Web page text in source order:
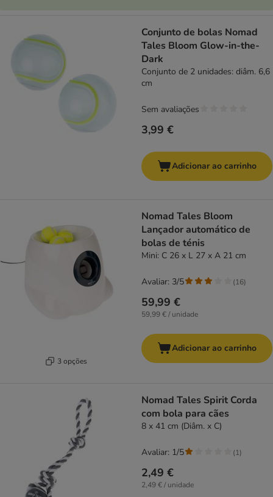
Conjunto de bolas Nomad
Tales Bloom Glow-in-the-
Dark
Conjunto de 2 unidades: diâm. 6,6
cm
3,99 €
Sem avaliações
Adicionar ao carrinho
3 opções
Nomad Tales Bloom
Lançador automático de
bolas de ténis
Mini: C 26 x L 27 x A 21 cm
59,99 €
59,99 € / unidade
Avaliar: 3/5 (16)
Adicionar ao carrinho
Nomad Tales Spirit Corda
com bola para cães
8 x 41 cm (Diâm. x C)
2,49 €
2,49 € / unidade
Avaliar: 1/5 (1)